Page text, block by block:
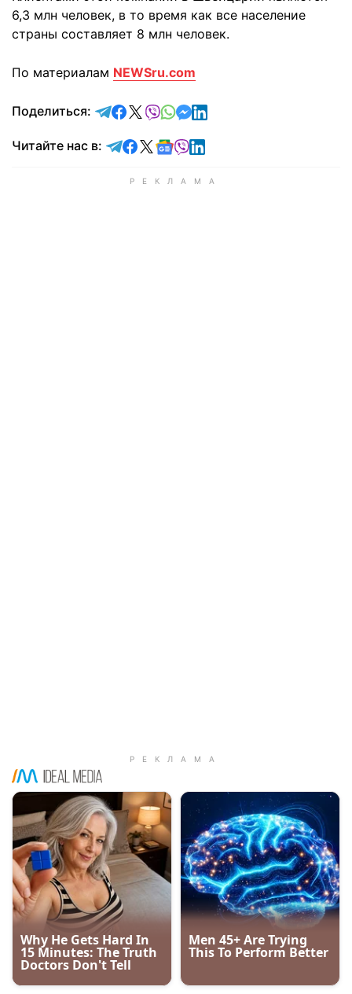
6,3 млн человек, в то время как все население
страны составляет 8 млн человек.
По материалам NEWSru.com
Поделиться: отправить в Telegram
поделиться в Facebook
поделиться в X
отправить в Viber
отправить в Whatsapp
отправить в Messenger
отправить в LinkedIn
Читайте нас в: Читайте в Telegram
Читайте в Facebook
Читайте в X
Читайте в Google news
Читайте в Viber
Читайте в LinkedIn